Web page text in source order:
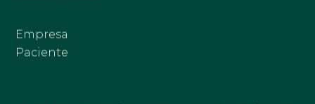
Empresa
Paciente